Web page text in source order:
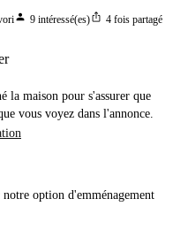
person 9 intéressé(es)ios_share 4 fois partagé
la maison pour s'assurer que
vous voyez dans l'annonce.
option d'emménagement